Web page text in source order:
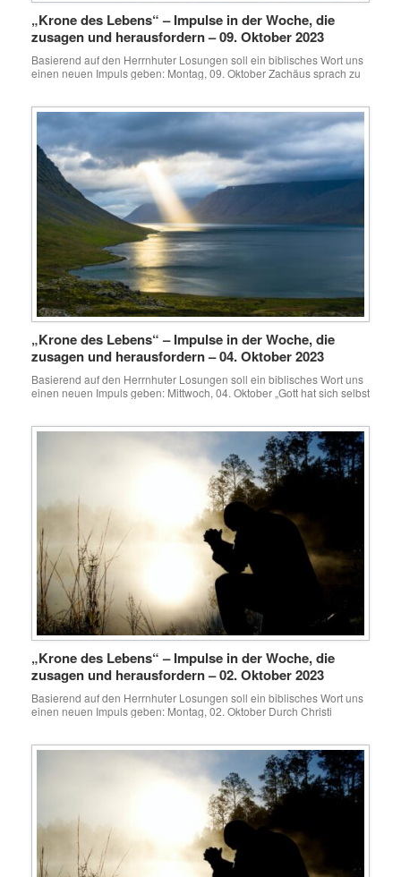
„Krone des Lebens“ – Impulse in der Woche, die
zusagen und herausfordern – 09. Oktober 2023
Basierend auf den Herrnhuter Losungen soll ein biblisches Wort uns
einen neuen Impuls geben: Montag, 09. Oktober Zachäus sprach zu
vierfach zurück. Lukas 19,8 Dieses kleine Gedicht habe ich einmal für
den Kindergottesdienst geschrieben: […]
„Krone des Lebens“ – Impulse in der Woche, die
zusagen und herausfordern – 04. Oktober 2023
Basierend auf den Herrnhuter Losungen soll ein biblisches Wort uns
einen neuen Impuls geben: Mittwoch, 04. Oktober „Gott hat sich selbst
eure Herzen mit Freude erfüllt.“Apostelgeschichte 14, 17 Nochmal
Götter… letzte Woche im Alten Testament, […]
„Krone des Lebens“ – Impulse in der Woche, die
zusagen und herausfordern – 02. Oktober 2023
Basierend auf den Herrnhuter Losungen soll ein biblisches Wort uns
einen neuen Impuls geben: Montag, 02. Oktober Durch Christi
ich lieber selber leiden, als eines meiner Kinder leiden zu sehen! Da